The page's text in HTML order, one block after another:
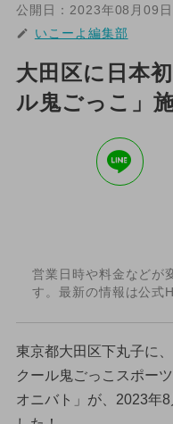
公開日： 2023年08月09日
いこーよ編集部
大田区に日本
ル鬼ごっこ」
営業日時や料金などが
す。最新の情報は公式
東京都大田区下丸子に
クール鬼ごっこスポー
オニバト」が、2023年